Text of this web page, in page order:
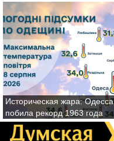
Историческая жара: Одесса
побила рекорд 1963 года